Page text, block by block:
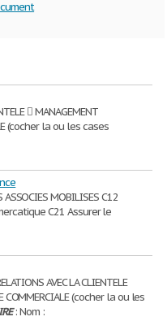
 MANAGEMENT
(cocher la ou les cases
ASSOCIES MOBILISES C12
C21 Assurer le
AVEC LA CLIENTELE
COMMERCIALE (cocher la ou les
: Nom :